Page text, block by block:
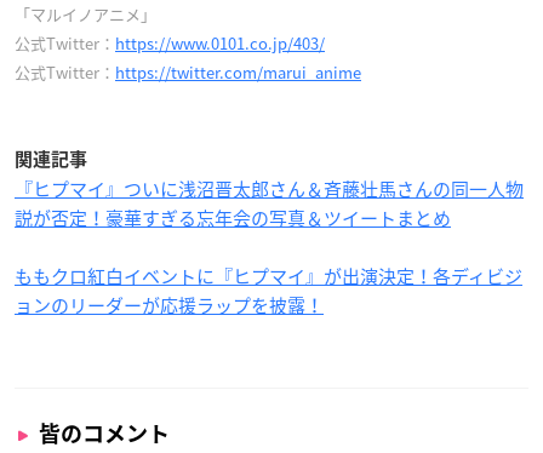
「マルイノアニメ」
公式Twitter： https://www.0101.co.jp/403/
公式Twitter： https://twitter.com/marui_anime
関連記事
『ヒプマイ』ついに浅沼晋太郎さん＆斉藤壮馬さんの同一人物
説が否定！豪華すぎる忘年会の写真＆ツイートまとめ
ももクロ紅白イベントに『ヒプマイ』が出演決定！各ディビジ
ョンのリーダーが応援ラップを披露！
皆のコメント